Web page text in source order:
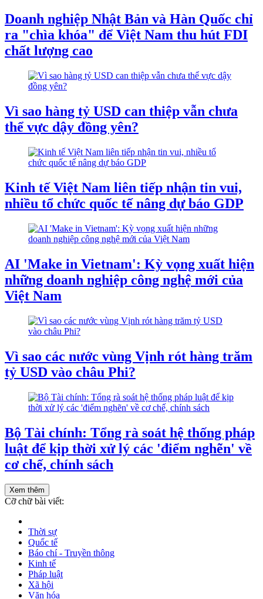
Doanh nghiệp Nhật Bản và Hàn Quốc chỉ
ra "chìa khóa" để Việt Nam thu hút FDI
chất lượng cao
Vì sao hàng tỷ USD can thiệp vẫn chưa
thể vực dậy đồng yên?
Kinh tế Việt Nam liên tiếp nhận tin vui,
nhiều tổ chức quốc tế nâng dự báo GDP
AI 'Make in Vietnam': Kỳ vọng xuất hiện
những doanh nghiệp công nghệ mới của
Việt Nam
Vì sao các nước vùng Vịnh rót hàng trăm
tỷ USD vào châu Phi?
Bộ Tài chính: Tổng rà soát hệ thống pháp
luật để kịp thời xử lý các 'điểm nghẽn' về
cơ chế, chính sách
Xem thêm
Cỡ chữ bài viết:
Thời sự
Quốc tế
Báo chí - Truyền thông
Kinh tế
Pháp luật
Xã hội
Văn hóa